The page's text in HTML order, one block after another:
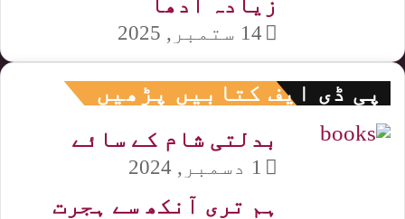
14 ستمبر, 2025
پی ڈی ایف کتابیں پڑھیں
بدلتی شام کے سائے
1 دسمبر, 2024
ہم تری آنکھ سے ہجرت